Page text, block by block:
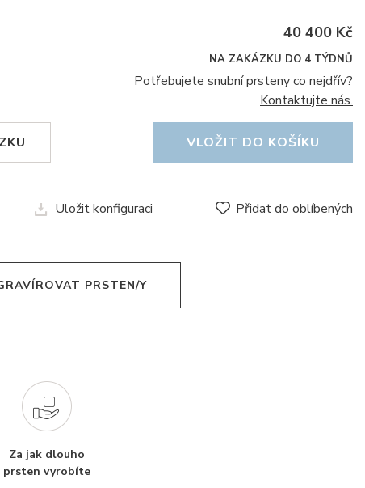
40 400 Kč
NA ZAKÁZKU DO 4 TÝDNŮ
Potřebujete snubní prsteny co nejdřív?
Kontaktujte nás.
VLOŽIT DO KOŠÍKU
Uložit konfiguraci Přidat do oblíbených
PRSTEN/Y
Za jak dlouho
prsten vyrobíte